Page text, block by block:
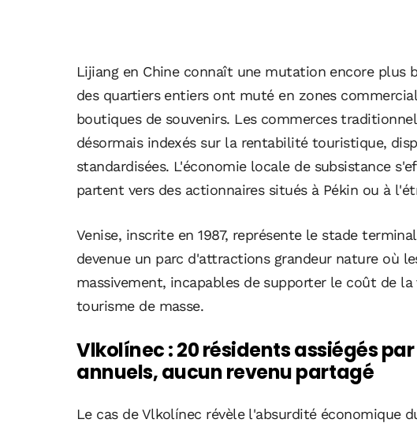
Lijiang en Chine connaît une mutation encore plus
des quartiers entiers ont muté en zones
boutiques de souvenirs. Les commerces
désormais indexés sur la rentabilité touristique,
standardisées. L'économie locale de subsistance
partent vers des actionnaires situés à Pékin ou à
Venise, inscrite en 1987, représente le stade
devenue un parc d'attractions grandeur nature où
massivement, incapables de supporter le coût de
tourisme de masse.
Vlkolínec : 20 résidents assiégés
annuels, aucun revenu partagé
Le cas de Vlkolínec révèle l'absurdité économique